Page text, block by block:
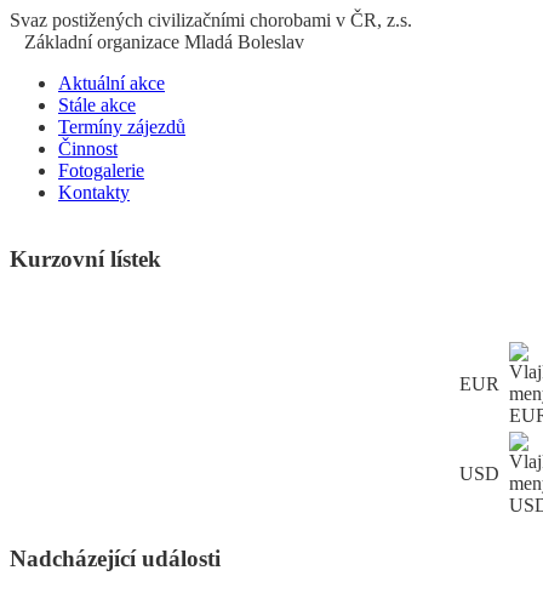
Svaz postižených civilizačními chorobami v ČR, z.s.
Základní organizace Mladá Boleslav
Aktuální akce
Stále akce
Termíny zájezdů
Činnost
Fotogalerie
Kontakty
Kurzovní lístek
EUR
USD
Nadcházející události